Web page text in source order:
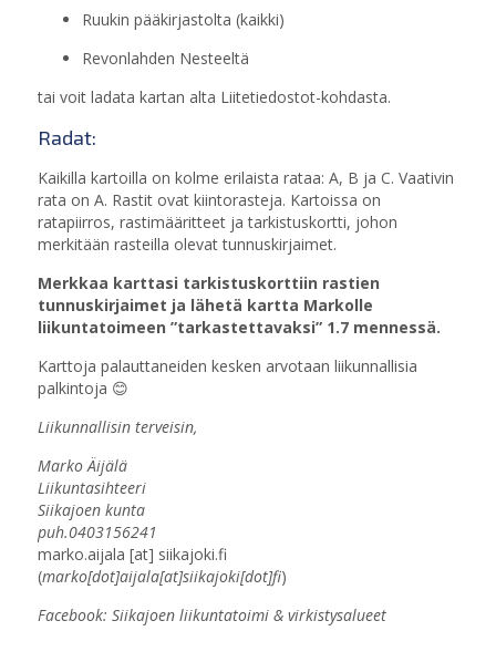
Ruukin pääkirjastolta (kaikki)
Revonlahden Nesteeltä
tai voit ladata kartan alta Liitetiedostot-kohdasta.
Radat:
Kaikilla kartoilla on kolme erilaista rataa: A, B ja C. Vaativin
rata on A. Rastit ovat kiintorasteja. Kartoissa on
ratapiirros, rastimääritteet ja tarkistuskortti, johon
merkitään rasteilla olevat tunnuskirjaimet.
Merkkaa karttasi tarkistuskorttiin rastien
tunnuskirjaimet ja lähetä kartta Markolle
liikuntatoimeen ”tarkastettavaksi” 1.7 mennessä.
Karttoja palauttaneiden kesken arvotaan liikunnallisia
palkintoja 😊
Liikunnallisin terveisin,
Marko Äijälä
Liikuntasihteeri
Siikajoen kunta
puh.0403156241
marko.aijala [at] siikajoki.fi
(marko[dot]aijala[at]siikajoki[dot]fi)
Facebook: Siikajoen liikuntatoimi & virkistysalueet